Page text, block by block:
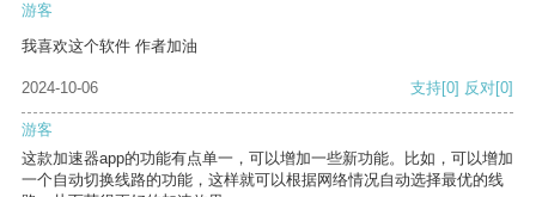
游客
我喜欢这个软件 作者加油
2024-10-06 支持[0] 反对[0]
游客
这款加速器app的功能有点单一，可以增加一些新功能。比如，可以增加
一个自动切换线路的功能，这样就可以根据网络情况自动选择最优的线